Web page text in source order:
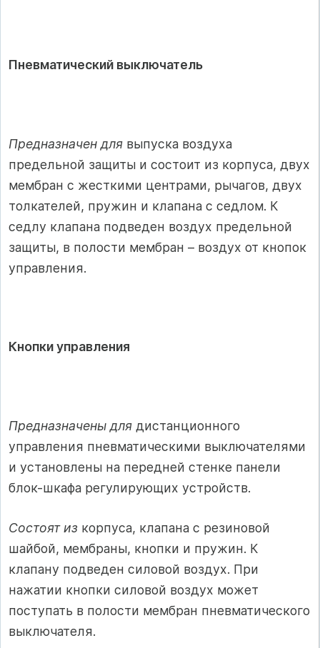
Пневматический выключатель
Предназначен для выпуска воздуха
предельной защиты и состоит из корпуса, двух
мембран с жесткими центрами, рычагов, двух
толкателей, пружин и клапана с седлом. К
седлу клапана подведен воздух предельной
защиты, в полости мембран – воздух от кнопок
управления.
Кнопки управления
Предназначены для дистанционного
управления пневматическими выключателями
и установлены на передней стенке панели
блок-шкафа регулирующих устройств.
Состоят из корпуса, клапана с резиновой
шайбой, мембраны, кнопки и пружин. К
клапану подведен силовой воздух. При
нажатии кнопки силовой воздух может
поступать в полости мембран пневматического
выключателя.